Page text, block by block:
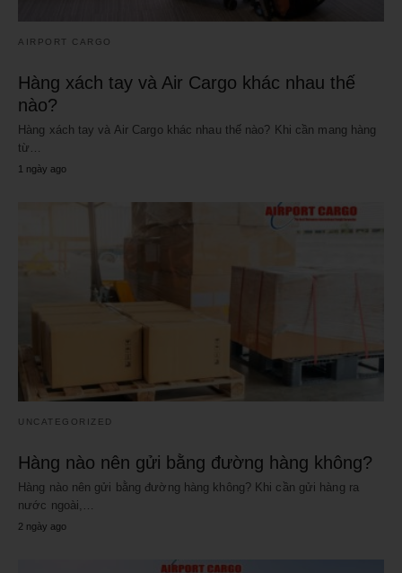
AIRPORT CARGO
Hàng xách tay và Air Cargo khác nhau thế
nào?
Hàng xách tay và Air Cargo khác nhau thế nào? Khi cần mang hàng
từ…
1 ngày ago
UNCATEGORIZED
Hàng nào nên gửi bằng đường hàng không?
Hàng nào nên gửi bằng đường hàng không? Khi cần gửi hàng ra
nước ngoài,…
2 ngày ago